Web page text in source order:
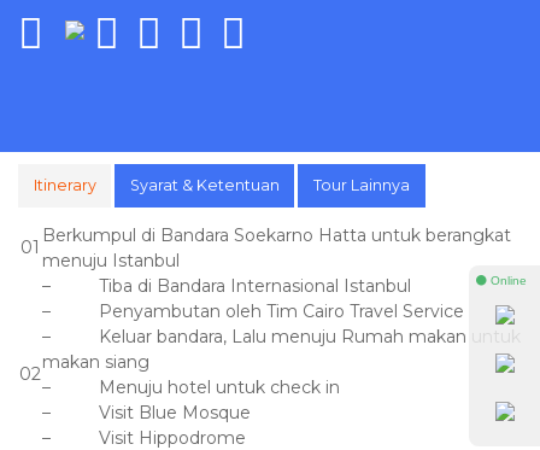
Itinerary Syarat & Ketentuan Tour Lainnya
01
Berkumpul di Bandara Soekarno Hatta untuk berangkat
menuju Istanbul
02
– Tiba di Bandara Internasional Istanbul
– Penyambutan oleh Tim Cairo Travel Service
– Keluar bandara, Lalu menuju Rumah makan untuk
makan siang
– Menuju hotel untuk check in
– Visit Blue Mosque
– Visit Hippodrome
⚫ Online